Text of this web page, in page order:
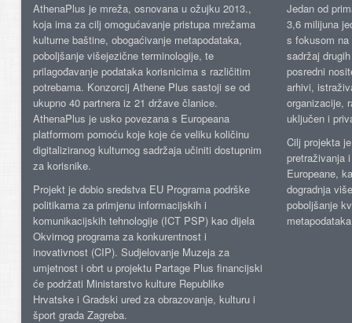
AthenaPlus je mreža, osnovana u ožujku 2013.,
koja ima za cilj omogućavanje pristupa mrežama
kulturne baštine, obogaćivanje metapodataka,
poboljšanje višejezične terminologije, te
prilagođavanje podataka korisnicima s različitim
potrebama. Konzorcij Athene Plus sastoji se od
ukupno 40 partnera iz 21 države članice.
AthenaPlus je usko povezana s Europeana
platformom pomoću koje koje će veliku količinu
digitaliziranog kulturnog sadržaja učiniti dostupnim
za korisnike.
Projekt je dobio sredstva EU Programa podrške
politikama za primjenu informacijskih i
komunikacijskih tehnologije (ICT PSP) kao dijela
Okvirnog programa za konkurentnost i
inovativnost (CIP). Sudjelovanje Muzeja za
umjetnost i obrt u projektu Partage Plus financijski
će podržati Ministarstvo kulture Republike
Hrvatske i Gradski ured za obrazovanje, kulturu i
šport grada Zagreba.
Jedan od
3,6 milijuna
s fokusom
sadržaj
posredni
arhivi,
organizacije,
uključen i
Cilj projekta
pretraživanja
Europeane,
dogradnja
poboljšanje